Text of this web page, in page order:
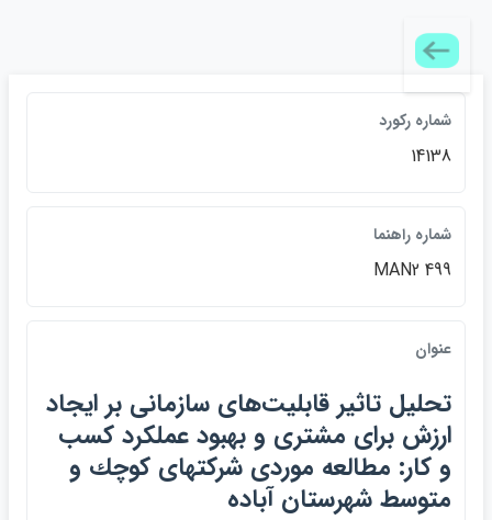
شماره ركورد
14138
شماره راهنما
MAN2 499
عنوان
تحليل تاثير قابليت‌هاي سازماني بر ايجاد
ارزش براي مشتري و بهبود عملكرد كسب
و كار: مطالعه موردي شركتهاي كوچك و
متوسط شهرستان آباده